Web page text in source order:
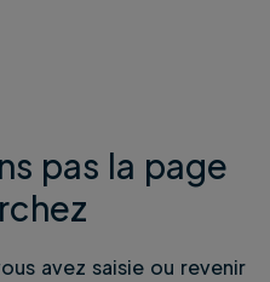
pas la page
avez saisie ou revenir